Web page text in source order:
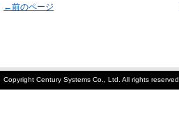
←前のページ
Copyright Century Systems Co., Ltd. All rights reserved.